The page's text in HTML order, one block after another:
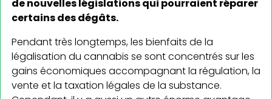
de nouvelles législations qui pourraient réparer
certains des dégâts.
Pendant très longtemps, les bienfaits de la
légalisation du cannabis se sont concentrés sur les
gains économiques accompagnant la régulation, la
vente et la taxation légales de la substance.